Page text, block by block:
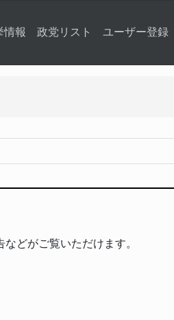
情報 政党リスト ユーザー登録
どがご覧いただけます。